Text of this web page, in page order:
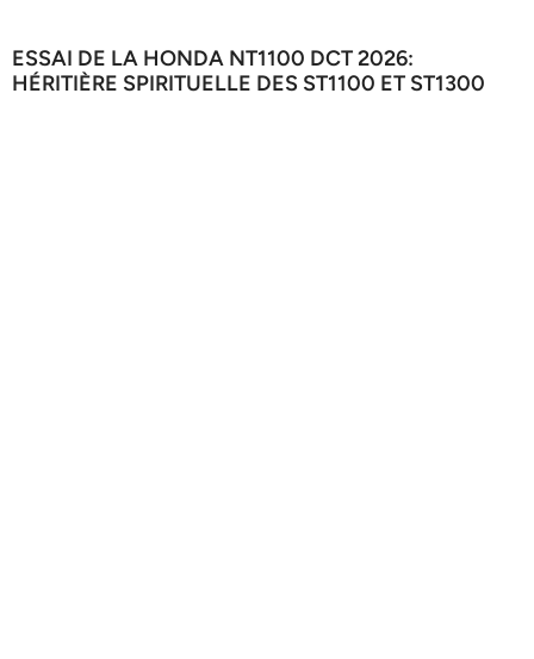
ESSAI DE LA HONDA NT1100 DCT 2026:
HÉRITIÈRE SPIRITUELLE DES ST1100 ET ST1300